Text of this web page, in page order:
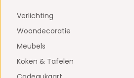
Verlichting
Woondecoratie
Meubels
Koken & Tafelen